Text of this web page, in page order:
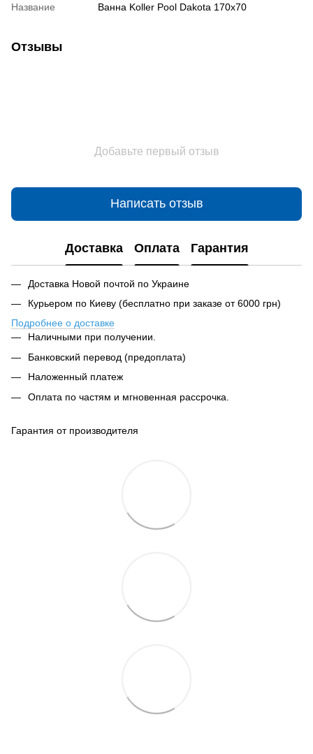
Название
Ванна Koller Pool Dakota 170x70
Отзывы
Добавьте первый отзыв
Написать отзыв
Доставка Оплата Гарантия
Доставка Новой почтой по Украине
Курьером по Киеву (бесплатно при заказе от 6000 грн)
Подробнее о доставке
Наличными при получении.
Банковский перевод (предоплата)
Наложенный платеж
Оплата по частям и мгновенная рассрочка.
Гарантия от производителя